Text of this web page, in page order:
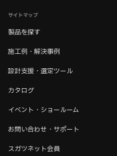
サイトマップ
製品を探す
施工例・解決事例
設計支援・選定ツール
カタログ
イベント・ショールーム
お問い合わせ・サポート
スガツネット会員